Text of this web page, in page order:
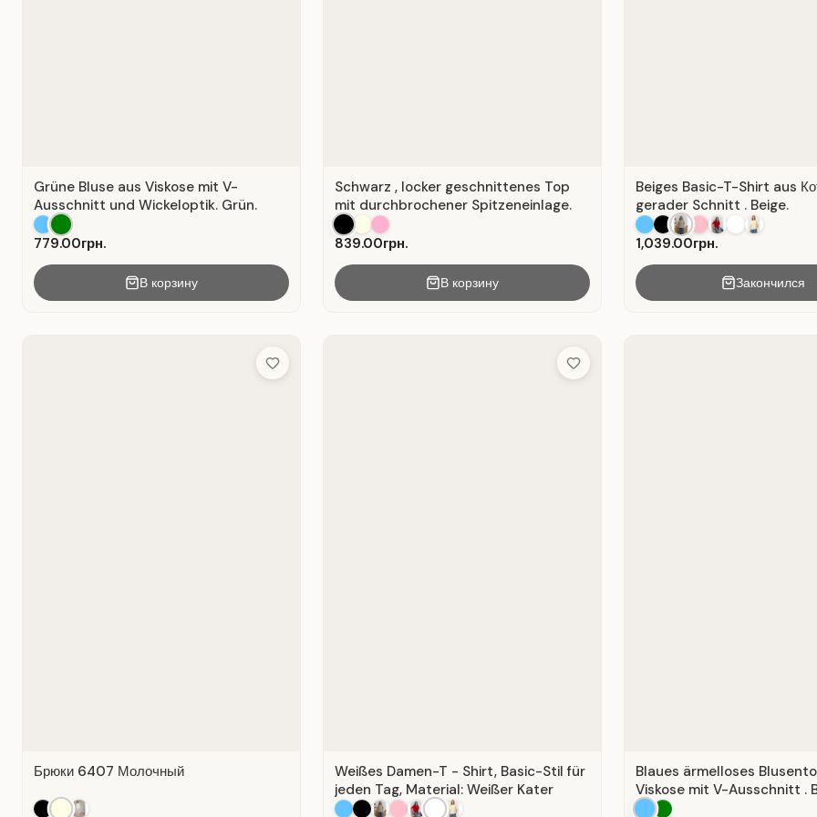
Grüne Bluse aus Viskose mit V-
Ausschnitt und Wickeloptik. Grün.
779.00грн.
В корзину
Schwarz , locker geschnittenes Top
mit durchbrochener Spitzeneinlage.
839.00грн.
В корзину
Beiges Basic-T-Shirt aus
gerader Schnitt . Beige.
1,039.00грн.
Закончился
Add to Wish List
Брюки 6407 Молочный
Add to Wish List
Weißes Damen-T - Shirt, Basic-Stil für
jeden Tag, Material: Weißer Kater
Blaues ärmelloses
Viskose mit V-Ausschnitt .